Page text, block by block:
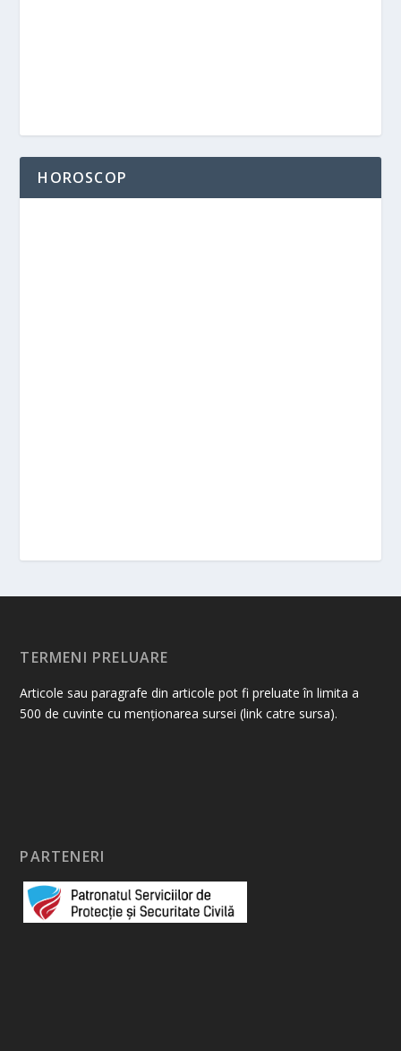
HOROSCOP
TERMENI PRELUARE
Articole sau paragrafe din articole pot fi preluate în limita a
500 de cuvinte cu menționarea sursei (link catre sursa).
PARTENERI